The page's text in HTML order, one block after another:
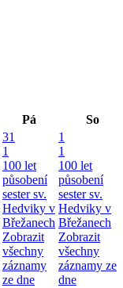
Pá
So
31
1
100 let
působení
sester sv.
Hedviky v
Břežanech
Zobrazit
všechny
záznamy
ze dne
1
1
100 let
působení
sester sv.
Hedviky v
Břežanech
Zobrazit
všechny
záznamy ze
dne